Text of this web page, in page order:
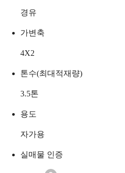
경유
가변축
4X2
톤수(최대적재량)
3.5톤
용도
자가용
실매물 인증